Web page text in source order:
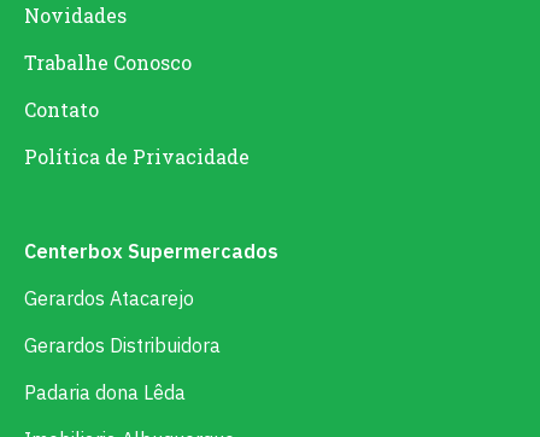
Novidades
Trabalhe Conosco
Contato
Política de Privacidade
Centerbox Supermercados
Gerardos Atacarejo
Gerardos Distribuidora
Padaria dona Lêda